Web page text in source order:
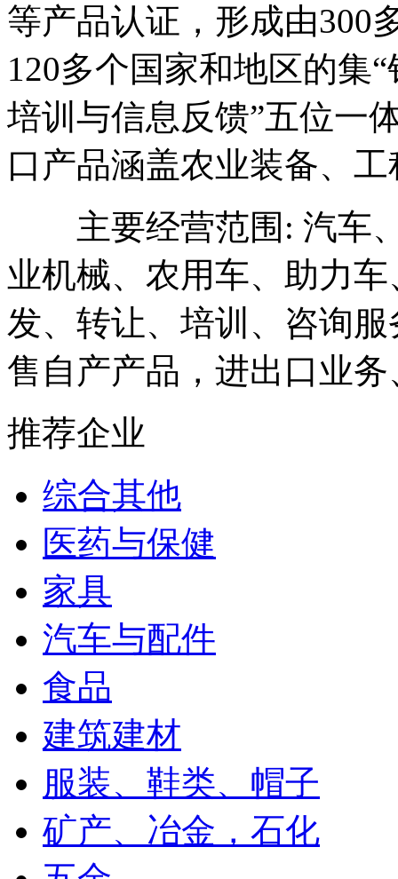
等产品认证，形成由300
120多个国家和地区的集
培训与信息反馈”五位一
口产品涵盖农业装备、
主要经营范围: 汽车、
业机械、农用车、助力
发、转让、培训、咨询
售自产产品，进出口业
推荐企业
综合其他
医药与保健
家具
汽车与配件
食品
建筑建材
服装、鞋类、帽子
矿产、冶金，石化